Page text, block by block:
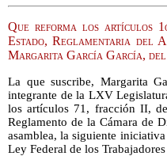
Que reforma los artículos
Estado, Reglamentaria del
Margarita García García,
La que suscribe, Margarita
integrante de la LXV
los artículos 71, fracción II,
Reglamento de la Cámara de
asamblea, la siguiente
Ley Federal de los